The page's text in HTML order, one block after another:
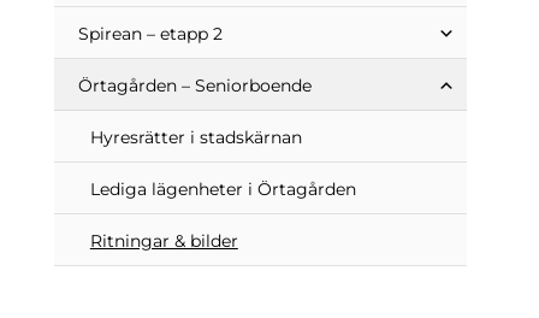
Spirean – etapp 2
Örtagården – Seniorboende
Hyresrätter i stadskärnan
Lediga lägenheter i Örtagården
Ritningar & bilder